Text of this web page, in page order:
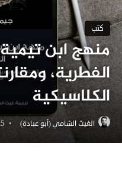
كتب
منهج ابن
الفطرية،
الكلاسيكية
الغيث الشامي (أبو عبادة)